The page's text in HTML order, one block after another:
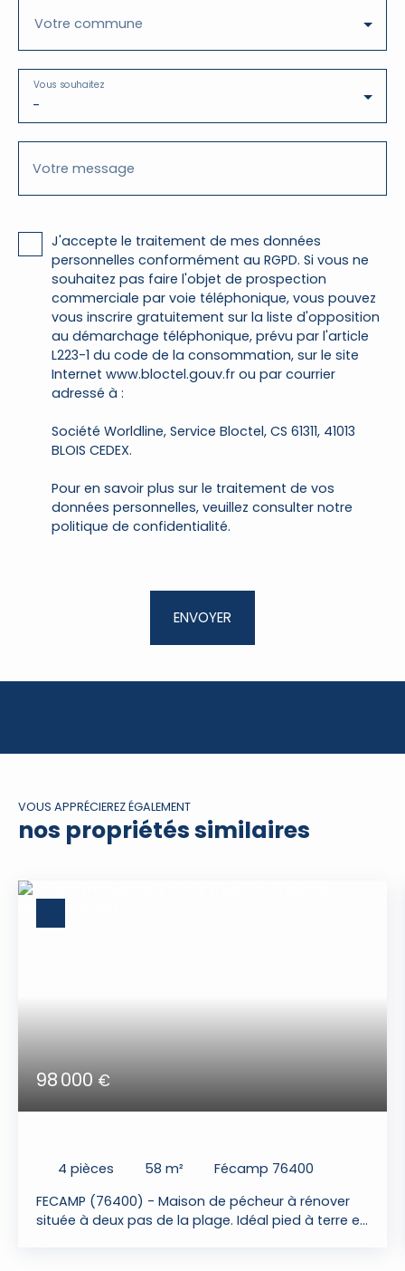
Votre commune
-
Vous souhaitez
Votre message
J'accepte le traitement de mes données
personnelles conformément au RGPD. Si vous ne
souhaitez pas faire l'objet de prospection
commerciale par voie téléphonique, vous pouvez
vous inscrire gratuitement sur la liste d'opposition
au démarchage téléphonique, prévu par l'article
L223-1 du code de la consommation, sur le site
Internet www.bloctel.gouv.fr ou par courrier
adressé à :
Société Worldline, Service Bloctel, CS 61311, 41013
BLOIS CEDEX.
Pour en savoir plus sur le traitement de vos
données personnelles, veuillez consulter notre
politique de confidentialité.
ENVOYER
VOUS APPRÉCIEREZ ÉGALEMENT
nos propriétés similaires
98 000€
4 pièces 58 m²
Fécamp 76400
FECAMP (76400) - Maison de pécheur à rénover
située à deux pas de la plage. Idéal pied à terre en